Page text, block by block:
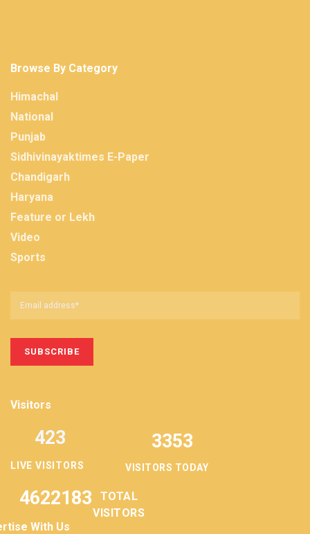
Browse By Category
Himachal
National
Punjab
Sidhivinayaktimes E-Paper
Chandigarh
Haryana
Feature or Lekh
Video
Sports
Visitors
LIVE VISITORS
423 3353
VISITORS TODAY
4622183
TOTAL
VISITORS
With Us